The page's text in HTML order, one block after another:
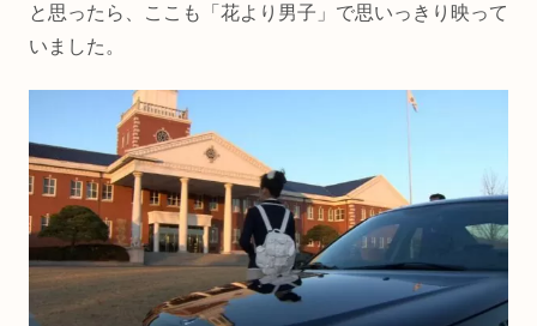
と思ったら、ここも「花より男子」で思いっきり映って
いました。